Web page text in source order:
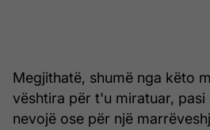
Megjithatë, shumë nga këto
vështira për t'u miratuar, pasi
nevojë ose për një